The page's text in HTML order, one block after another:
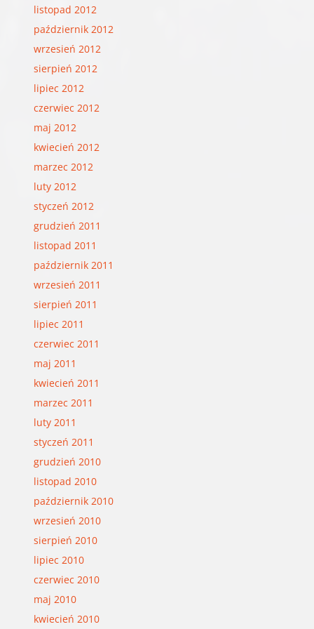
listopad 2012
październik 2012
wrzesień 2012
sierpień 2012
lipiec 2012
czerwiec 2012
maj 2012
kwiecień 2012
marzec 2012
luty 2012
styczeń 2012
grudzień 2011
listopad 2011
październik 2011
wrzesień 2011
sierpień 2011
lipiec 2011
czerwiec 2011
maj 2011
kwiecień 2011
marzec 2011
luty 2011
styczeń 2011
grudzień 2010
listopad 2010
październik 2010
wrzesień 2010
sierpień 2010
lipiec 2010
czerwiec 2010
maj 2010
kwiecień 2010